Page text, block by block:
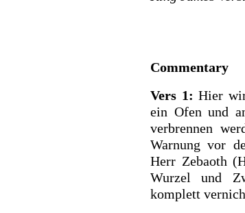
Commentary
Vers 1: Hier
ein Ofen und
verbrennen
Warnung vor
Herr Zebaoth
Wurzel und
komplett